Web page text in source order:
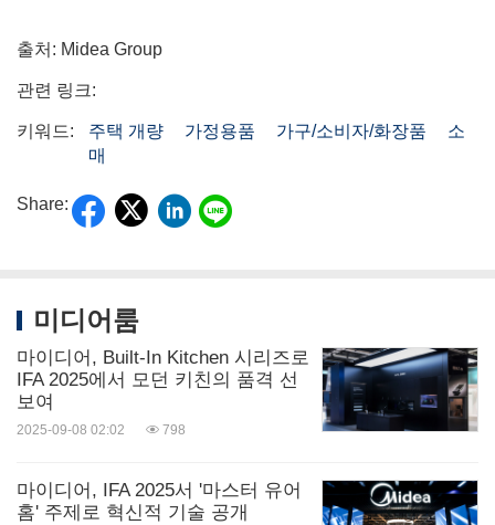
출처: Midea Group
관련 링크:
키워드: 주택 개량 가정용품 가구/소비자/화장품
소
매
Share:
미디어룸
마이디어, Built-In Kitchen 시리즈로
IFA 2025에서 모던 키친의 품격 선
보여
2025-09-08 02:02 798
마이디어, IFA 2025서 '마스터 유어
홈' 주제로 혁신적 기술 공개